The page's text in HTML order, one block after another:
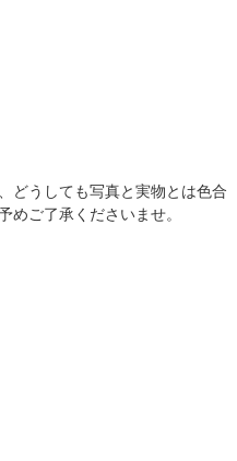
どうしても写真と実物とは色合
めご了承くださいませ。